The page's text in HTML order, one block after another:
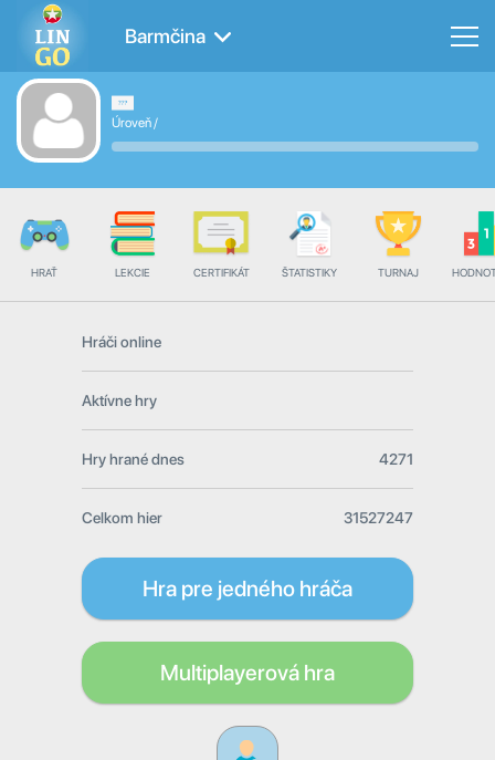
Barmčina
Úroveň/
HRAŤ LEKCIE CERTIFIKÁT ŠTATISTIKY TURNAJ
Hráči online
Aktívne hry
Hry hrané dnes 4271
Celkom hier 31527247
Hra pre jedného hráča
Multiplayerová hra